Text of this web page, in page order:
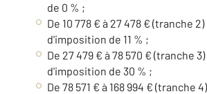
de 0 % ;
De 10 778 € à 27 478 € (tranche
d'imposition de 11 % ;
De 27 479 € à 78 570 € (tranche
d'imposition de 30 % ;
De 78 571 € à 168 994 € (tranche